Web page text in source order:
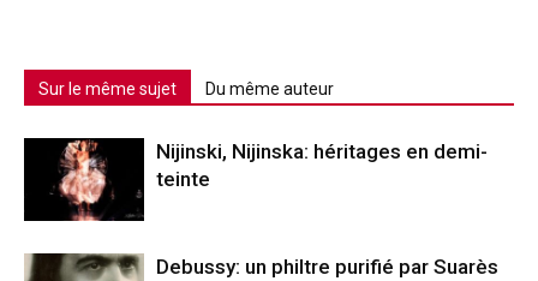
Sur le même sujet Du même auteur
Nijinski, Nijinska: héritages en demi-
teinte
Debussy: un philtre purifié par Suarès